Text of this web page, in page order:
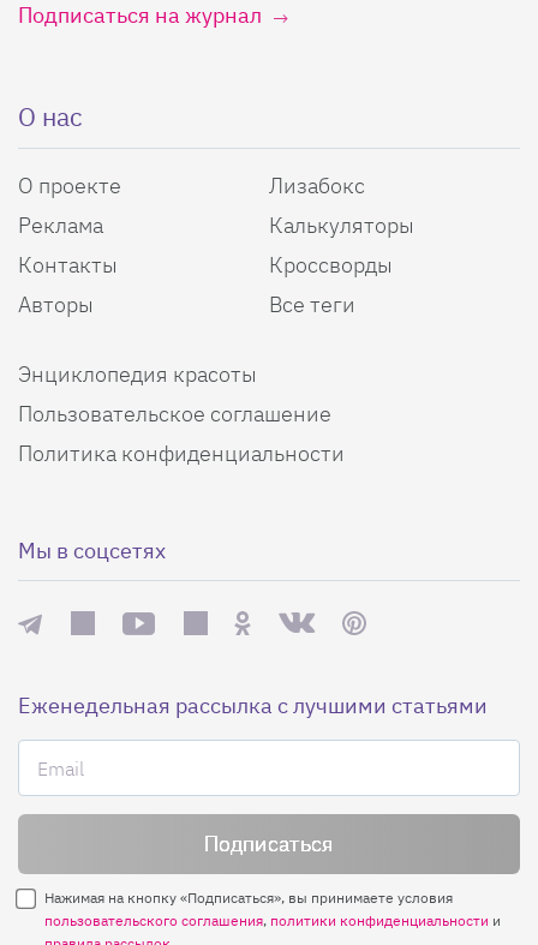
Подписаться на журнал
О нас
О проекте
Реклама
Контакты
Авторы
Лизабокс
Калькуляторы
Кроссворды
Все теги
Энциклопедия красоты
Пользовательское соглашение
Политика конфиденциальности
Мы в соцсетях
Еженедельная рассылка с лучшими статьями
Нажимая на кнопку «Подписаться», вы принимаете условия
пользовательского соглашения, политики конфиденциальности и